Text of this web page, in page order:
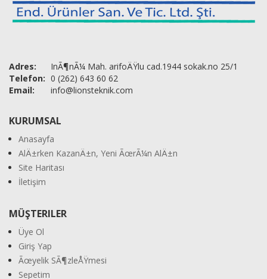
Adres:
InÃ¶nÃ¼ Mah. arifoÄŸlu cad.1944 sokak.no 25/1
Telefon: 0 (262) 643 60 62
Email:
info@lionsteknik.com
KURUMSAL
Anasayfa
AlÄ±rken KazanÄ±n, Yeni ÃœrÃ¼n AlÄ±n
Site Haritası
İletişim
MÜŞTERILER
Üye Ol
Giriş Yap
Ãœyelik SÃ¶zleÅŸmesi
Sepetim